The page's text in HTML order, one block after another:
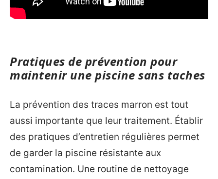
Pratiques de prévention pour
maintenir une piscine sans taches
La prévention des traces marron est tout
aussi importante que leur traitement. Établir
des pratiques d’entretien régulières permet
de garder la piscine résistante aux
contamination. Une routine de nettoyage